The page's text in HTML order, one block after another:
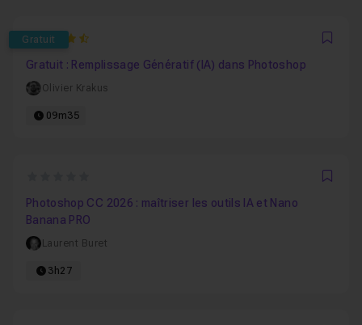
Gratuit
4.8
Gratuit : Remplissage Génératif (IA) dans Photoshop
Olivier Krakus
09m35
Photoshop CC 2026 : maîtriser les outils IA et Nano
Banana PRO
Laurent Buret
3h27